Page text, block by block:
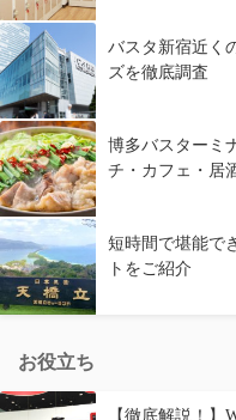
バスタ新宿近く
ズを徹底調査
博多バスターミ
チ・カフェ・居
短時間で堪能で
トをご紹介
お役立ち
【徹底解説！